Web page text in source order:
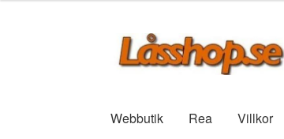
Hoppa
till
Hoppa
till
Webbutik Rea Villkor